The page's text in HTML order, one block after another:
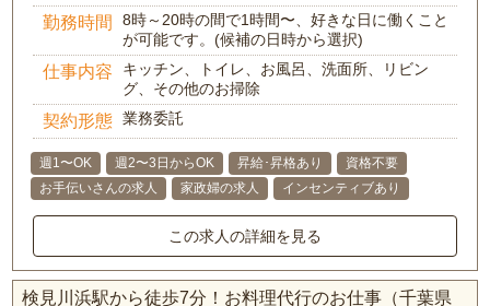
勤務時間
8時～20時の間で1時間〜、好きな日に働くこと
が可能です。(候補の日時から選択)
仕事内容
キッチン、トイレ、お風呂、洗面所、リビン
グ、その他のお掃除
契約形態 業務委託
週1〜OK 週2〜3日からOK 昇給･昇格あり
資格不要
お手伝いさんの求人
家政婦の求人 インセンティブあり
この求人の詳細を見る
検見川浜駅から徒歩7分！お料理代行のお仕事（千葉県